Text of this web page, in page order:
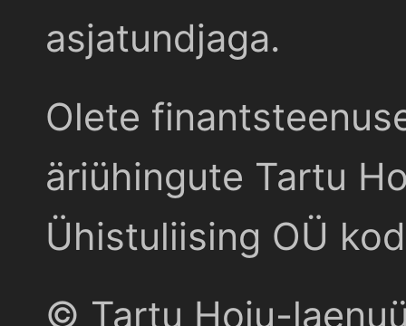
asjatundjaga.
Olete
äriühingute Tartu
Ühistuliising OÜ
© Tartu Hoiu-